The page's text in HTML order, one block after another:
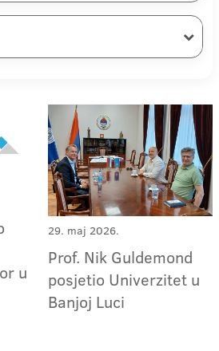
u
29. maj 2026.
Prof. Nik Guldemond
posjetio Univerzitet u
Banjoj Luci